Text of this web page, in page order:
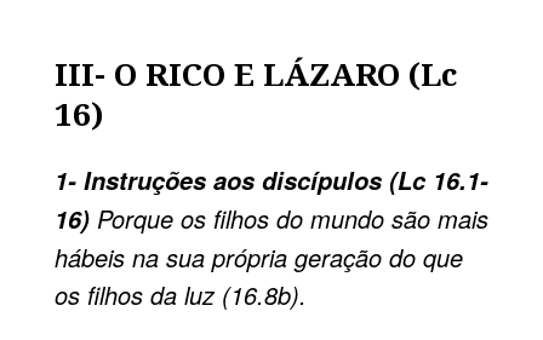
III- O RICO E LÁZARO (Lc
16)
1- Instruções aos discípulos (Lc 16.1-
16)Porque os filhos do mundo são mais
hábeis na sua própria geração do que
os filhos da luz (16.8b).